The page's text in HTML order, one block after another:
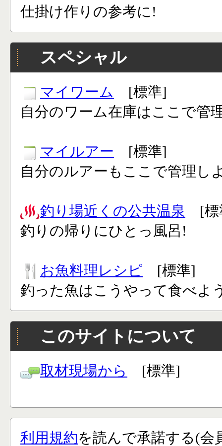
仕掛け作りの参考に!
スペシャル
マイワーム
[標準]
自分のワーム在庫はここで管
マイルアー [標準]
自分のルアーもここで管理し
釣り場近くの公共温泉 [標
釣りの帰りにひとっ風呂!
お魚料理レシピ [標準]
釣った魚はこうやって食べよ
このサイトについて
取材現場から [標準]
利用規約を読んで承諾する(会